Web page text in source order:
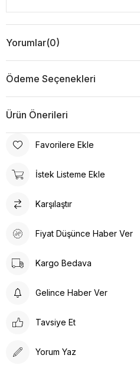
Yorumlar(0)
Ödeme Seçenekleri
Ürün Önerileri
Favorilere Ekle
İstek Listeme Ekle
Karşılaştır
Fiyat Düşünce Haber Ver
Kargo Bedava
Gelince Haber Ver
Tavsiye Et
Yorum Yaz